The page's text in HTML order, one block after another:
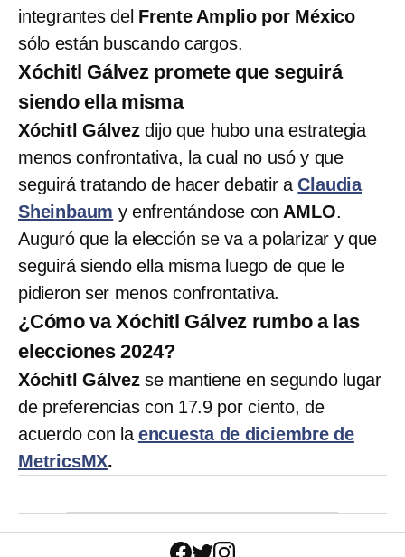
integrantes del Frente Amplio por México
sólo están buscando cargos.
Xóchitl Gálvez promete que seguirá
siendo ella misma
Xóchitl Gálvezdijo que hubo una estrategia
menos confrontativa, la cual no usó y que
seguirá tratando de hacer debatir a Claudia
Sheinbaum y enfrentándose con AMLO.
Auguró que la elección se va a polarizar y que
seguirá siendo ella misma luego de que le
pidieron ser menos confrontativa.
¿Cómo va Xóchitl Gálvez rumbo a las
elecciones 2024?
Xóchitl Gálvezse mantiene en segundo lugar
de preferencias con 17.9 por ciento, de
acuerdo con la encuesta de diciembre de
MetricsMX.